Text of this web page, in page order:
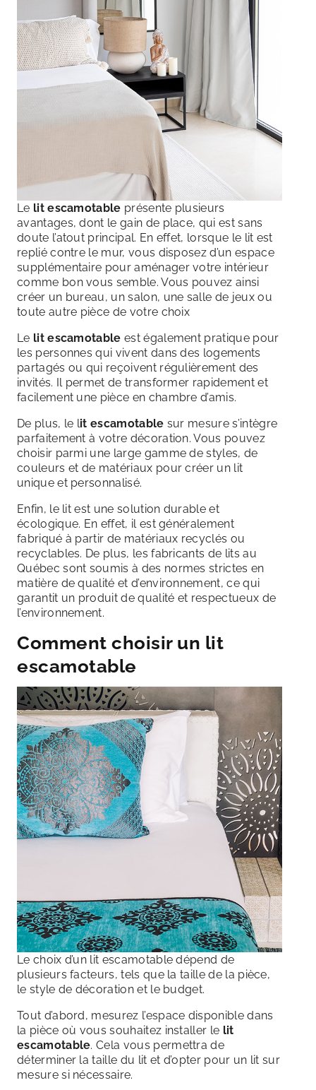
Le lit escamotable présente plusieurs
avantages, dont le gain de place, qui est sans
doute l’atout principal. En effet, lorsque le lit est
replié contre le mur, vous disposez d’un espace
supplémentaire pour aménager votre intérieur
comme bon vous semble. Vous pouvez ainsi
créer un bureau, un salon, une salle de jeux ou
toute autre pièce de votre choix
Le lit escamotable est également pratique pour
les personnes qui vivent dans des logements
partagés ou qui reçoivent régulièrement des
invités. Il permet de transformer rapidement et
facilement une pièce en chambre d’amis.
De plus, le lit escamotable sur mesure s’intègre
parfaitement à votre décoration. Vous pouvez
choisir parmi une large gamme de styles, de
couleurs et de matériaux pour créer un lit
unique et personnalisé.
Enfin, le lit est une solution durable et
écologique. En effet, il est généralement
fabriqué à partir de matériaux recyclés ou
recyclables. De plus, les fabricants de lits au
Québec sont soumis à des normes strictes en
matière de qualité et d’environnement, ce qui
garantit un produit de qualité et respectueux de
l’environnement.
Comment choisir un lit
escamotable
Le choix d’un lit escamotable dépend de
plusieurs facteurs, tels que la taille de la pièce,
le style de décoration et le budget.
Tout d’abord, mesurez l’espace disponible dans
la pièce où vous souhaitez installer le lit
escamotable. Cela vous permettra de
déterminer la taille du lit et d’opter pour un lit sur
mesure si nécessaire.